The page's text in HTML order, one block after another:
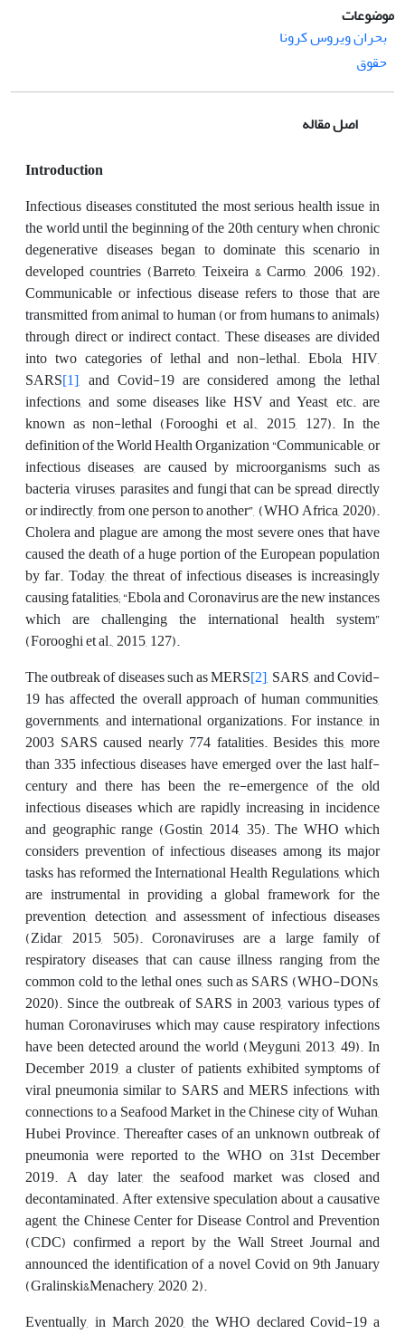
موضوعات
بحران ویروس کرونا
حقوق
اصل مقاله
Introduction
Infectious diseases constituted the most serious health issue in
the world until the beginning of the 20th century when chronic
degenerative diseases began to dominate this scenario in
developed countries (Barreto, Teixeira & Carmo, 2006, 192).
Communicable or infectious disease refers to those that are
transmitted from animal to human (or from humans to animals)
through direct or indirect contact. These diseases are divided
into two categories of lethal and non-lethal. Ebola, HIV,
SARS[1], and Covid-19 are considered among the lethal
infections, and some diseases like HSV and Yeast, etc. are
known as non-lethal (Forooghi et al., 2015, 127). In the
definition of the World Health Organization “Communicable, or
infectious diseases, are caused by microorganisms such as
bacteria, viruses, parasites and fungi that can be spread, directly
or indirectly, from one person to another”, (WHO Africa, 2020).
Cholera and plague are among the most severe ones that have
caused the death of a huge portion of the European population
by far. Today, the threat of infectious diseases is increasingly
causing fatalities; “Ebola and Coronavirus are the new instances
which are challenging the international health system”
(Forooghi et al., 2015, 127).
The outbreak of diseases such as MERS[2], SARS, and Covid-
19 has affected the overall approach of human communities,
governments, and international organizations. For instance, in
2003 SARS caused nearly 774 fatalities. Besides this, more
than 335 infectious diseases have emerged over the last half-
century and there has been the re-emergence of the old
infectious diseases which are rapidly increasing in incidence
and geographic range (Gostin, 2014, 35). The WHO which
considers prevention of infectious diseases among its major
tasks has reformed the International Health Regulations, which
are instrumental in providing a global framework for the
prevention, detection, and assessment of infectious diseases
(Zidar, 2015, 505). Coronaviruses are a large family of
respiratory diseases that can cause illness ranging from the
common cold to the lethal ones, such as SARS (WHO-DONs,
2020). Since the outbreak of SARS in 2003, various types of
human Coronaviruses which may cause respiratory infections
have been detected around the world (Meyguni, 2013, 49). In
December 2019, a cluster of patients exhibited symptoms of
viral pneumonia similar to SARS and MERS infections, with
connections to a Seafood Market in the Chinese city of Wuhan,
Hubei Province. Thereafter cases of an unknown outbreak of
pneumonia were reported to the WHO on 31st December
2019. A day later, the seafood market was closed and
decontaminated. After extensive speculation about a causative
agent, the Chinese Center for Disease Control and Prevention
(CDC) confirmed a report by the Wall Street Journal and
announced the identification of a novel Covid on 9th January
(Gralinski&Menachery, 2020, 2).
Eventually, in March 2020, the WHO declared Covid-19 a